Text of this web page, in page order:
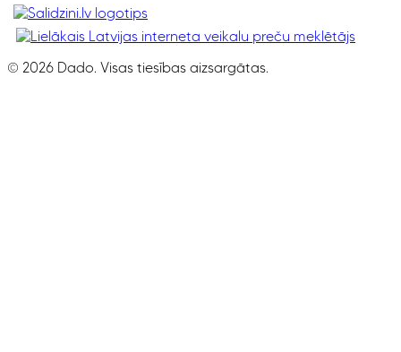
Klimata iekārtas, Smaržas,
© 2026 Dado. Visas tiesības aizsargātas.